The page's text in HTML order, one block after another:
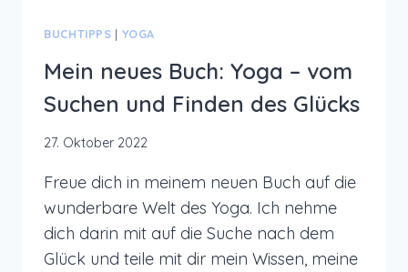
BUCHTIPPS | YOGA
Mein neues Buch: Yoga – vom
Suchen und Finden des Glücks
27. Oktober 2022
Freue dich in meinem neuen Buch auf die
wunderbare Welt des Yoga. Ich nehme
dich darin mit auf die Suche nach dem
Glück und teile mit dir mein Wissen, meine